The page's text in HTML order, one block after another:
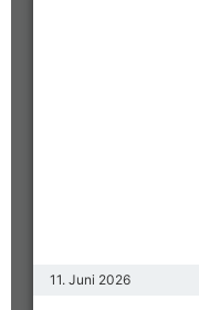
11. Juni 2026